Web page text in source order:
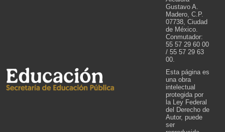
Gustavo A.
Madero, C.P.
07738, Ciudad
de México.
Conmutador:
55 57 29 60 00
/ 55 57 29 63
00.
Esta página es
una obra
intelectual
protegida por
la Ley Federal
del Derecho de
Autor, puede
ser